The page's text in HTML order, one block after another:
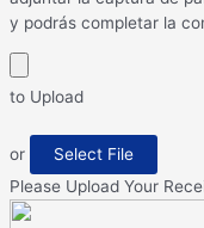
y podrás completar la
to Upload
or
Select File
Please Upload Your